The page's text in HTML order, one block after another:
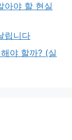
아야 할 현실
립니다
야 할까? (실